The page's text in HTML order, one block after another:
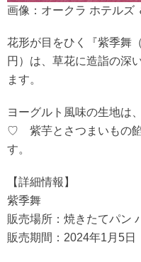
画像：オークラ ホテルズ
花形が目をひく『紫季舞
円）は、草花に造詣の深
ます。
ヨーグルト風味の生地は
♡ 紫芋とさつまいもの餡
す。
【詳細情報】
紫季舞
販売場所：焼きたてパン
販売期間：2024年1月5日